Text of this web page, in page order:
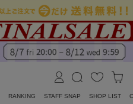
RANKING STAFF SNAP SHOP LIST